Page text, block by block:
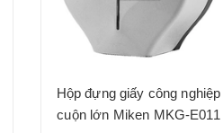
Hộp đựng giấy công nghiệp
cuộn lớn Miken MKG-E011